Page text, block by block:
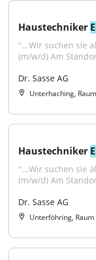
Haustechniker
"...Wir suchen sie
(m/w/d) Am
Dr. Sasse AG
Unterhaching, Raum
Haustechniker
"...Wir suchen sie
(m/w/d) Am
Dr. Sasse AG
Unterföhring, Raum